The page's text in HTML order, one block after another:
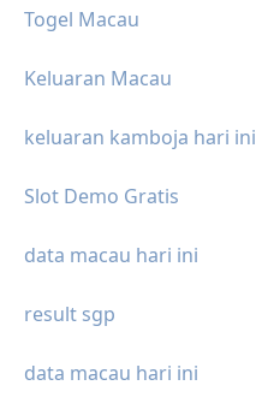
Togel Macau
Keluaran Macau
keluaran kamboja hari ini
Slot Demo Gratis
data macau hari ini
result sgp
data macau hari ini